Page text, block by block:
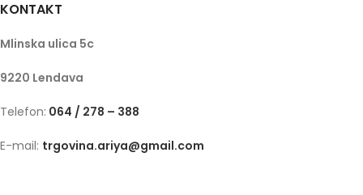
KONTAKT
Mlinska ulica 5c
9220 Lendava
Telefon: 064 / 278 – 388
E-mail: trgovina.ariya@gmail.com